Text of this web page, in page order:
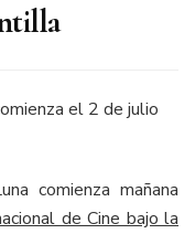
el 2 de julio
comienza mañana
de Cine bajo la